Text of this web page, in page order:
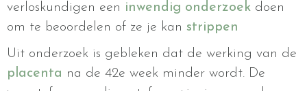
verloskundigen een inwendig onderzoek doen
om te beoordelen of ze je kan strippen
Uit onderzoek is gebleken dat de werking van de
placenta na de 42e week minder wordt. De